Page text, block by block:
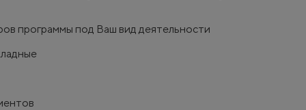
программы под Ваш вид деятельности